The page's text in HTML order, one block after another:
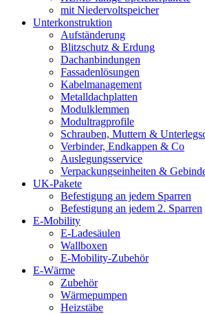
mit Niedervoltspeicher
Unterkonstruktion
Aufständerung
Blitzschutz & Erdung
Dachanbindungen
Fassadenlösungen
Kabelmanagement
Metalldachplatten
Modulklemmen
Modultragprofile
Schrauben, Muttern &
Verbinder, Endkappen & Co
Auslegungsservice
Verpackungseinheiten &
UK-Pakete
Befestigung an jedem Sparren
Befestigung an jedem 2. Sparren
E-Mobility
E-Ladesäulen
Wallboxen
E-Mobility-Zubehör
E-Wärme
Zubehör
Wärmepumpen
Heizstäbe